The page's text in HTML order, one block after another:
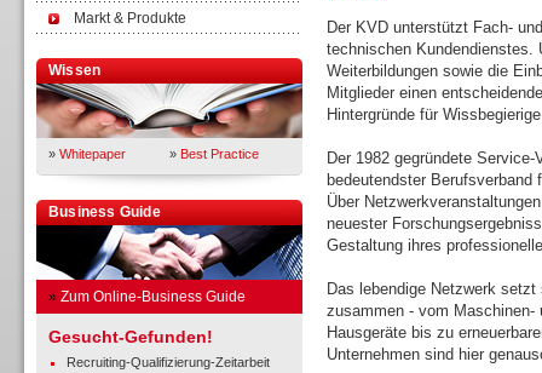
Markt & Produkte
Wissen
» Whitepaper » Best Practice
Business Guide
» Zum Online-Business Guide
Gesucht-Gefunden!
Recruiting-Qualifizierung-Zeitarbeit
Der KVD unterstützt Fach-
technischen Kundendienstes.
Weiterbildungen sowie die
Mitglieder einen
Hintergründe für
Der 1982 gegründete
bedeutendster
Über
neuester
Gestaltung ihres
Das lebendige Netzwerk
zusammen - vom Maschinen-
Hausgeräte bis zu
Unternehmen sind hier